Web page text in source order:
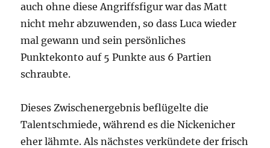
auch ohne diese Angriffsfigur war das Matt
nicht mehr abzuwenden, so dass Luca wieder
mal gewann und sein persönliches
Punktekonto auf 5 Punkte aus 6 Partien
schraubte.
Dieses Zwischenergebnis beflügelte die
Talentschmiede, während es die Nickenicher
eher lähmte. Als nächstes verkündete der frisch